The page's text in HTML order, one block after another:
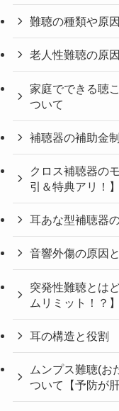
難聴の種類や原
老人性難聴の原
家庭でできる聴
ついて
補聴器の補助金
クロス補聴器の
引＆特典アリ！】
耳あな型補聴器
音響外傷の原因
突発性難聴とは
ムリミット！？】
耳の構造と役割
ムンプス難聴(お
ついて【予防が肝